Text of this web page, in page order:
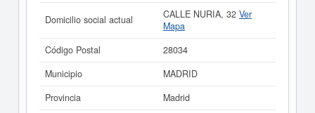
Domicilio social actual CALLE NURIA, 32 Ver
Mapa
Código Postal
28034
Municipio
MADRID
Provincia
Madrid